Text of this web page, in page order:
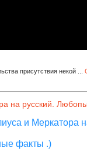
присутствия некой
на русский.
и Меркатора
факты .)